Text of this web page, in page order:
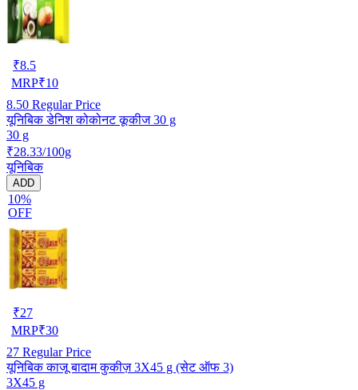
₹8.5
MRP₹10
8.50 Regular Price
यूनिबिक डेनिश कोकोनट कूकीज 30 g
30 g
₹28.33/100g
यूनिबिक
ADD
10%
OFF
₹27
MRP₹30
27 Regular Price
यूनिबिक काजू बादाम कुकीज़ 3X45 g (सेट ऑफ 3)
3X45 g